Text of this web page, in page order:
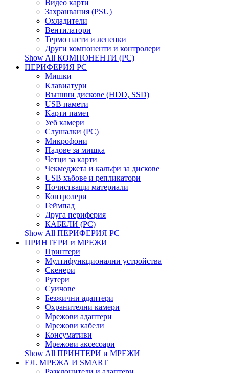
Видео карти
Захранвания (PSU)
Охладители
Вентилатори
Термо пасти и лепенки
Други компоненти и контролери
Show All КОМПОНЕНТИ (PC)
ПЕРИФЕРИЯ PC
Мишки
Клавиатури
Външни дискове (HDD, SSD)
USB памети
Kарти памет
Уеб камери
Слушалки (PC)
Микрофони
Падове за мишка
Четци за карти
Чекмеджета и калъфи за дискове
USB хъбове и репликатори
Почистващи материали
Контролери
Геймпад
Друга периферия
КАБЕЛИ (PC)
Show All ПЕРИФЕРИЯ PC
ПРИНТЕРИ и МРЕЖИ
Принтери
Мултифункционални устройства
Скенери
Рутери
Суичове
Безжични адаптери
Охранителни камери
Мрежови адаптери
Мрежови кабели
Консумативи
Мрежови аксесоари
Show All ПРИНТЕРИ и МРЕЖИ
ЕЛ. МРЕЖА И SMART